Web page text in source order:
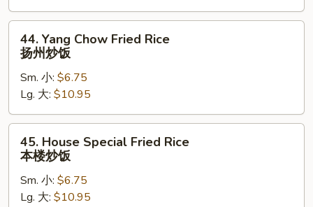
炒
饭
Yang
Chow
Fried
Rice
扬
州
44. Yang Chow Fried Rice
扬州炒饭
Sm. 小: $6.75
Lg. 大: $10.95
House
Special
Fried
Rice
45. House Special Fried Rice
本楼炒饭
Sm. 小: $6.75
Lg. 大: $10.95